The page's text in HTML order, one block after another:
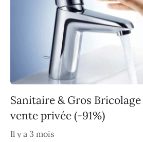
Sanitaire & Gros Bricolage
vente privée (-91%)
Il y a 3 mois